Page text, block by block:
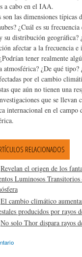
a cabo en el IAA.
son las dimensiones típicas
¿Cuál es su
su distribución geográfica?
afectar a la frecuencia e
tener realmente
atmosférica? ¿De qué
por el cambio
que aún no tienen una
que se llevan
internacional en el campo
RELACIONADOS
Revelan el origen de los
Luminosos Transitorios
El cambio climático
producidos por rayos
No solo Thor dispara rayos